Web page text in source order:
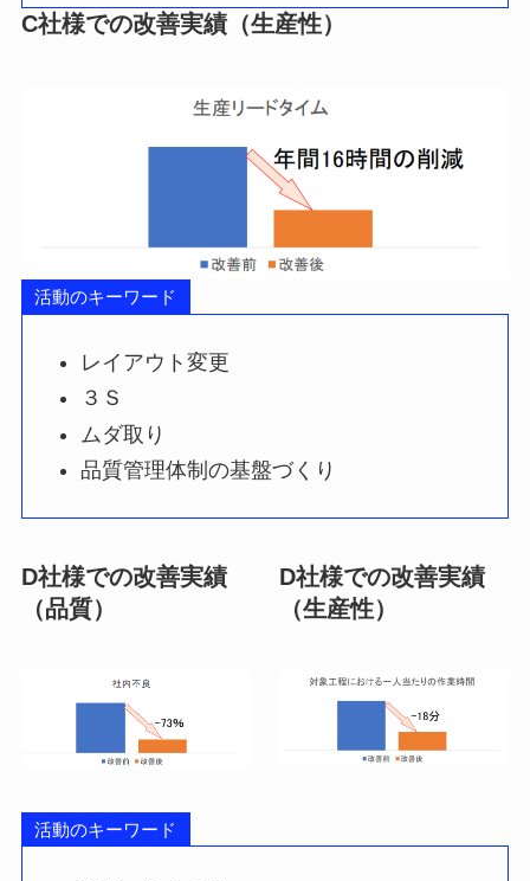
C社様での改善実績（生産性）
活動のキーワード
レイアウト変更
３Ｓ
ムダ取り
品質管理体制の基盤づくり
D社様での改善実績
（品質）
D社様での改善実績
（生産性）
活動のキーワード